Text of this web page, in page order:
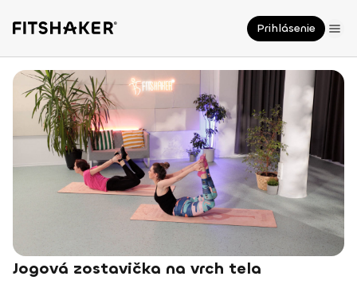
Prihlásenie
Jogová zostavička na vrch tela